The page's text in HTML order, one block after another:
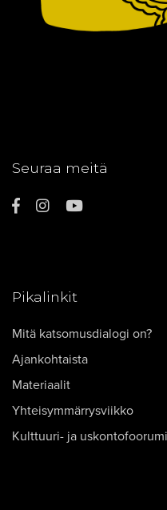
Seuraa meitä
Pikalinkit
Mitä katsomusdialogi on?
Ajankohtaista
Materiaalit
Yhteisymmärrysviikko
Kulttuuri- ja